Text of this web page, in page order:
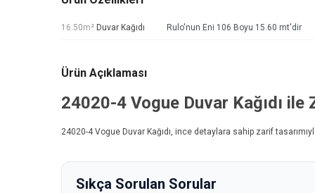
16.50m² Duvar Kağıdı Rulo'nun Eni 106 Boyu 15.60 mt'dir
Ürün Açıklaması
24020-4 Vogue Duvar Kağıdı ile
24020-4 Vogue Duvar Kağıdı, ince detaylara sahip zarif
Sıkça Sorulan Sorular